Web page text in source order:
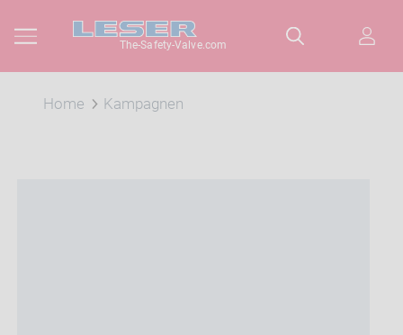
The-Safety-Valve.com
Home Kampagnen